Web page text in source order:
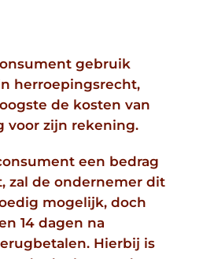
gebruik
herroepingsrecht,
de kosten van
voor zijn rekening.
een bedrag
zal de ondernemer dit
mogelijk, doch
14 dagen na
Hierbij is